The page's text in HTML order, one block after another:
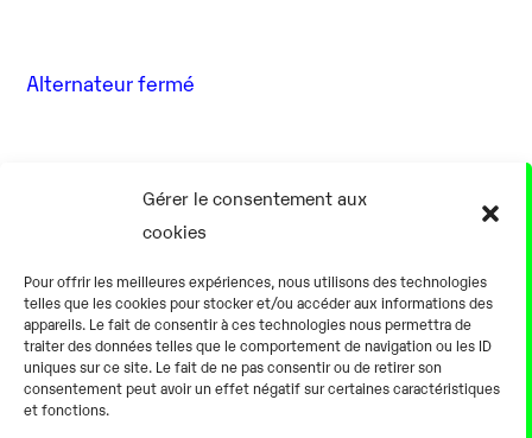
Gérer le consentement aux
cookies
Pour offrir les meilleures expériences, nous utilisons des technologies
telles que les cookies pour stocker et/ou accéder aux informations des
appareils. Le fait de consentir à ces technologies nous permettra de
traiter des données telles que le comportement de navigation ou les ID
uniques sur ce site. Le fait de ne pas consentir ou de retirer son
consentement peut avoir un effet négatif sur certaines caractéristiques
et fonctions.
Alternateur fermé
Alternateur fermé